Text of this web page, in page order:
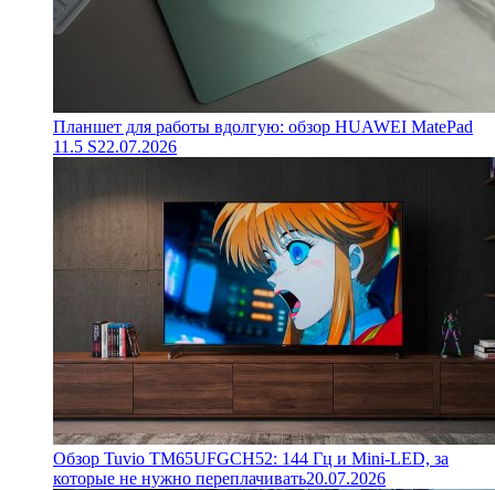
Планшет для работы вдолгую: обзор HUAWEI MatePad
11.5 S22.07.2026
Обзор Tuvio TM65UFGCH52: 144 Гц и Mini-LED, за
которые не нужно переплачивать20.07.2026